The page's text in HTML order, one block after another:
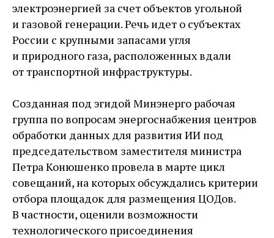
электроэнергией за счет объектов угольной
и газовой генерации. Речь идет о субъектах
России с крупными запасами угля
и природного газа, расположенных вдали
от транспортной инфраструктуры.
Созданная под эгидой Минэнерго рабочая
группа по вопросам энергоснабжения центров
обработки данных для развития ИИ под
председательством заместителя министра
Петра Конюшенко провела в марте цикл
совещаний, на которых обсуждались критерии
отбора площадок для размещения ЦОДов.
В частности, оценили возможности
технологического присоединения